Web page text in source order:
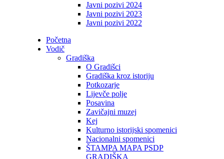
Javni pozivi 2024
Javni pozivi 2023
Javni pozivi 2022
Početna
Vodič
Gradiška
O Gradišci
Gradiška kroz istoriju
Potkozarje
Lijevče polje
Posavina
Zavičajni muzej
Kej
Kulturno istorijski spomenici
Nacionalni spomenici
ŠTAMPA MAPA PSDP
GRADIŠKA